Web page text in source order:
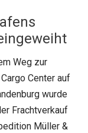
Weg zur
Center auf
wurde
Frachtverkauf
Müller &